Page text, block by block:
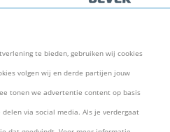
te bieden, gebruiken wij cookies
volgen wij en derde partijen jouw
tonen we advertentie content op basis
via social media. Als je verdergaat